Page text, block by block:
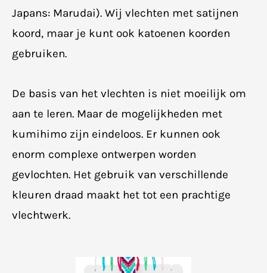
Japans: Marudai). Wij vlechten met satijnen
koord, maar je kunt ook katoenen koorden
gebruiken.
De basis van het vlechten is niet moeilijk om
aan te leren. Maar de mogelijkheden met
kumihimo zijn eindeloos. Er kunnen ook
enorm complexe ontwerpen worden
gevlochten. Het gebruik van verschillende
kleuren draad maakt het tot een prachtige
vlechtwerk.